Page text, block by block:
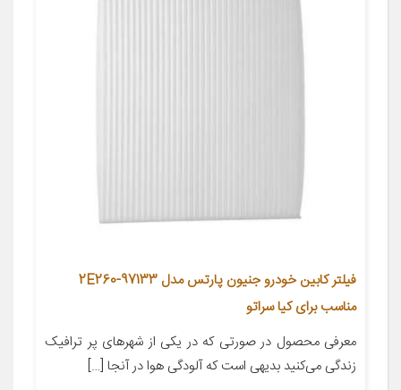
فیلتر کابین خودرو جنیون پارتس مدل 97133-2E260
مناسب برای کیا سراتو
معرفی محصول در صورتی که در یکی از شهر‌های پر ترافیک
زندگی می‌کنید بدیهی است که آلودگی هوا در آنجا […]